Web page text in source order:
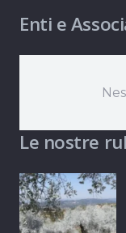
Enti e
Le nostre